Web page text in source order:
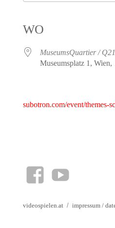
WO
MuseumsQuartier /
Museumsplatz 1, Wien,
subotron.com/event/themes-
facebookYouTube
videospielen.at impressum /